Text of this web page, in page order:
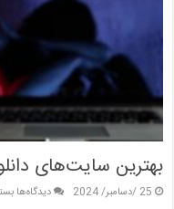
بهترین سایت‌های
25 /دسامبر/ 2024 دیدگاه‌ها